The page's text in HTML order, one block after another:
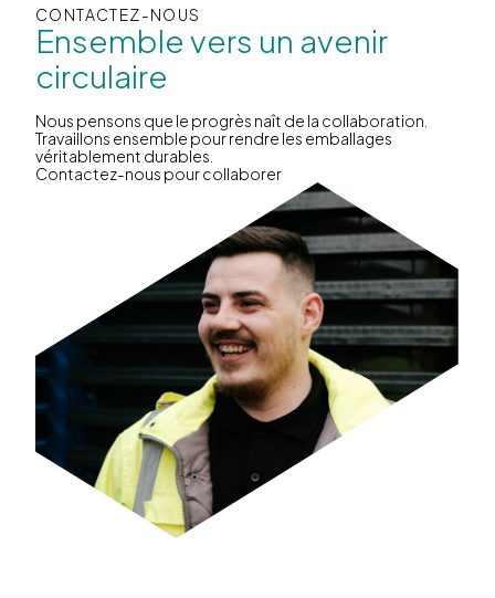
CONTACTEZ-NOUS
Ensemble vers un avenir
circulaire
Nous pensons que le progrès naît de la collaboration.
Travaillons ensemble pour rendre les emballages
véritablement durables.
Contactez-nous pour collaborer